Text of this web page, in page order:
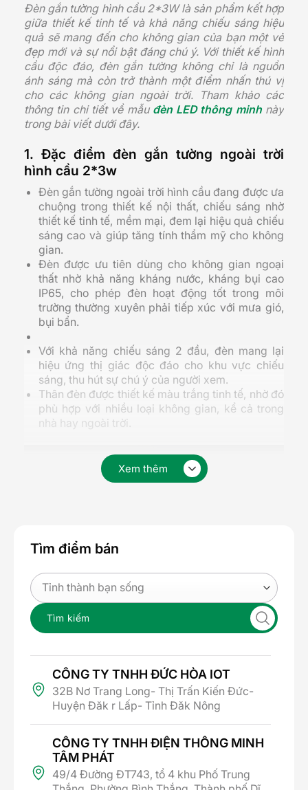
Đèn gắn tường hình cầu 2*3W là sản phẩm kết hợp
giữa thiết kế tinh tế và khả năng chiếu sáng hiệu
quả sẽ mang đến cho không gian của bạn một vẻ
đẹp mới và sự nổi bật đáng chú ý. Với thiết kế hình
cầu độc đáo, đèn gắn tường không chỉ là nguồn
ánh sáng mà còn trở thành một điểm nhấn thú vị
cho các không gian ngoài trời. Tham khảo các
thông tin chi tiết về mẫu đèn LED thông minhnày
trong bài viết dưới đây.
1. Đặc điểm đèn gắn tường ngoài trời
hình cầu 2*3w
Đèn gắn tường ngoài trời hình cầu đang được ưa
chuộng trong thiết kế nội thất, chiếu sáng nhờ
thiết kế tinh tế, mềm mại, đem lại hiệu quả chiếu
sáng cao và giúp tăng tính thẩm mỹ cho không
gian.
Đèn được ưu tiên dùng cho không gian ngoại
thất nhờ khả năng kháng nước, kháng bụi cao
IP65, cho phép đèn hoạt động tốt trong môi
trường thường xuyên phải tiếp xúc với mưa gió,
bụi bẩn.
Với khả năng chiếu sáng 2 đầu, đèn mang lại
hiệu ứng thị giác độc đáo cho khu vực chiếu
sáng, thu hút sự chú ý của người xem.
Thân đèn được thiết kế màu trắng tinh tế, nhờ đó
phù hợp với nhiều loại không gian, kể cả trong
nhà hay ngoài trời.
>> Xem thêm mẫu đèn chống nước rọi cây cao cấp:
Đèn rọi cây 5W
2. Ứng dụng của đèn gắn tường ngoài
trời hình cầu 2*3w
Đối với công trình nhà ở, đèn gắn tường ngoài trời
hình cầu thường được thấy ở các khu vực ngoại thất
như ban công, cổng, sân vườn. Không chỉ có tác
Xem thêm
Tìm điểm bán
Tìm kiếm
CÔNG TY TNHH ĐỨC HÒA IOT
32B Nơ Trang Long- Thị Trấn Kiến Đức-
Huyện Đăk r Lấp- Tỉnh Đăk Nông
CÔNG TY TNHH ĐIỆN THÔNG MINH
TÂM PHÁT
49/4 Đường ĐT743, tổ 4 khu Phố Trung